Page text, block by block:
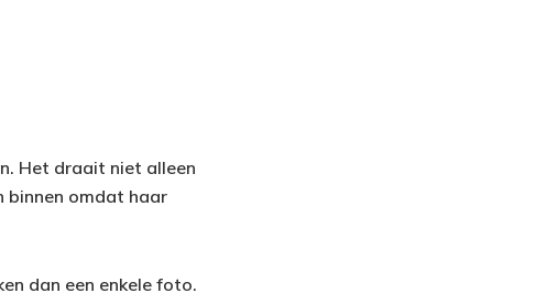
Het draait niet alleen
binnen omdat haar
dan een enkele foto.